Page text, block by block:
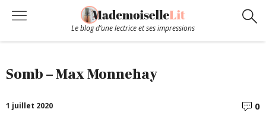
Le blog d’une lectrice et ses impressions
Somb – Max Monnehay
1 juillet 2020 0